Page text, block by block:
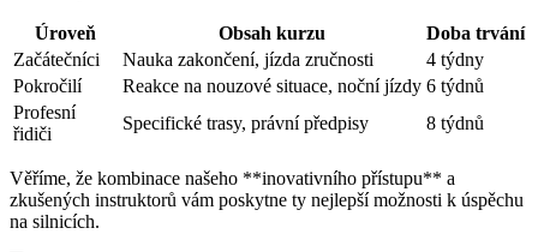
Úroveň Obsah kurzu
Doba trvání
Začátečníci
Nauka zakončení, jízda zručnosti
4 týdny
Pokročilí
Reakce na nouzové situace, noční jízdy 6 týdnů
Profesní
řidiči
Specifické trasy, právní předpisy 8 týdnů
Věříme, že kombinace našeho **inovativního přístupu** a
zkušených instruktorů vám poskytne ty nejlepší možnosti k úspěchu
na silnicích.